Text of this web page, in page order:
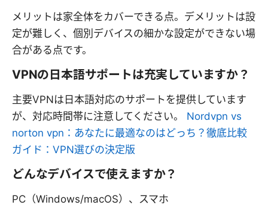
メリットは家全体をカバーできる点。デメリットは設
定が難しく、個別デバイスの細かな設定ができない場
合がある点です。
VPNの日本語サポートは充実していますか？
主要VPNは日本語対応のサポートを提供しています
が、対応時間帯に注意してください。 Nordvpn vs
norton vpn：あなたに最適なのはどっち？徹底比較
ガイド：VPN選びの決定版
どんなデバイスで使えますか？
PC（Windows/macOS）、スマホ